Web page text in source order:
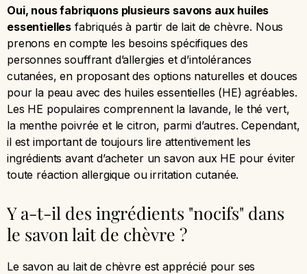
Oui, nous fabriquons plusieurs savons aux huiles
essentielles fabriqués à partir de lait de chèvre. Nous
prenons en compte les besoins spécifiques des
personnes souffrant d’allergies et d’intolérances
cutanées, en proposant des options naturelles et douces
pour la peau avec des huiles essentielles (HE) agréables.
Les HE populaires comprennent la lavande, le thé vert,
la menthe poivrée et le citron, parmi d’autres. Cependant,
il est important de toujours lire attentivement les
ingrédients avant d’acheter un savon aux HE pour éviter
toute réaction allergique ou irritation cutanée.
Y a-t-il des ingrédients "nocifs" dans
le savon lait de chèvre ?
Le savon au lait de chèvre est apprécié pour ses